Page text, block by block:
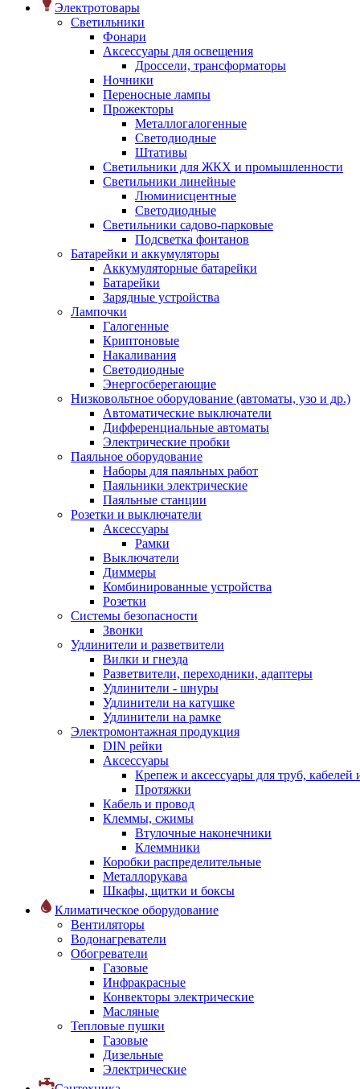
Электротовары
Светильники
Фонари
Аксессуары для освещения
Дроссели, трансформаторы
Ночники
Переносные лампы
Прожекторы
Металлогалогенные
Светодиодные
Штативы
Светильники для ЖКХ и промышленности
Светильники линейные
Люминисцентные
Светодиодные
Светильники садово-парковые
Подсветка фонтанов
Батарейки и аккумуляторы
Аккумуляторные батарейки
Батарейки
Зарядные устройства
Лампочки
Галогенные
Криптоновые
Накаливания
Светодиодные
Энергосберегающие
Низковольтное оборудование (автоматы, узо и др.)
Автоматические выключатели
Дифференциальные автоматы
Электрические пробки
Паяльное оборудование
Наборы для паяльных работ
Паяльники электрические
Паяльные станции
Розетки и выключатели
Аксессуары
Рамки
Выключатели
Диммеры
Комбинированные устройства
Розетки
Системы безопасности
Звонки
Удлинители и разветвители
Вилки и гнезда
Разветвители, переходники, адаптеры
Удлинители - шнуры
Удлинители на катушке
Удлинители на рамке
Электромонтажная продукция
DIN рейки
Аксессуары
Крепеж и аксессуары для труб, кабелей
Протяжки
Кабель и провод
Клеммы, сжимы
Втулочные наконечники
Клеммники
Коробки распределительные
Металлорукава
Шкафы, щитки и боксы
Климатическое оборудование
Вентиляторы
Водонагреватели
Обогреватели
Газовые
Инфракрасные
Конвекторы электрические
Масляные
Тепловые пушки
Газовые
Дизельные
Электрические